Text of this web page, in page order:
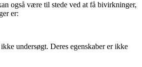
også være til stede ved at få bivirkninger,
er:
undersøgt. Deres egenskaber er ikke